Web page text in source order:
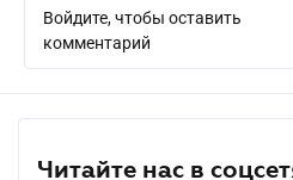
Войдите, чтобы оставить
комментарий
Читайте нас в